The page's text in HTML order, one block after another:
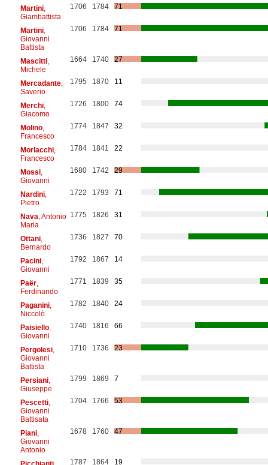
Martini,
Giambattista
1706 1784 71
Martini,
Giovanni
Battista
1706 1784 71
Mascitti,
Michele
1664 1740 27
Mercadante,
Saverio
1795 1870 11
Merchi,
Giacomo
1726 1800 74
Molino,
Francesco
1774 1847 32
Morlacchi,
Francesco
1784 1841 22
Mossi,
Giovanni
1680 1742 29
Nardini,
Pietro
1722 1793 71
Nava , Antonio
Maria
1775 1826 31
Ottani,
Bernardo
1736 1827 70
Pacini,
Giovanni
1792 1867 14
Paër,
Ferdinando
1771 1839 35
Paganini,
Niccolò
1782 1840 24
Paisiello,
Giovanni
1740 1816 66
Pergolesi,
Giovanni
Battista
1710 1736 23
Persiani,
Giuseppe
1799 1869 7
Pescetti,
Giovanni
Battisata
1704 1766 53
Piani,
Giovanni
Antonio
1678 1760 47
1787 1864 19